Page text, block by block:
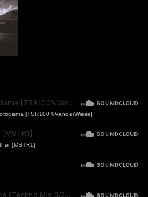
[TSR100%VanderWiese]
[MSTR1]